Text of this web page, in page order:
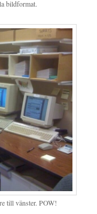
bildformat.
till vänster. POW!